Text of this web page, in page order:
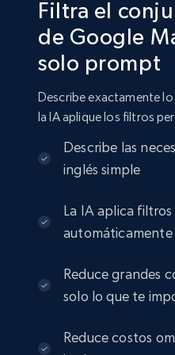
13.3K+ 1.7K+
Indeed job listings
title, Description text,
Job type, and more.
Business
Companies
Filtra el
de Google
solo prompt
Describe exactamente
la IA aplique los filtros
Describe las
inglés simple
La IA aplica filtros
automáticamente
Reduce grandes
solo lo que te
Reduce costos